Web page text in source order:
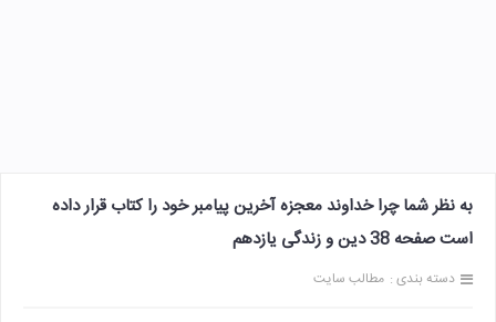
به نظر شما چرا خداوند معجزه آخرین پیامبر خود را کتاب قرار داده
است صفحه 38 دین و زندگی یازدهم
دسته بندی : مطالب سایت